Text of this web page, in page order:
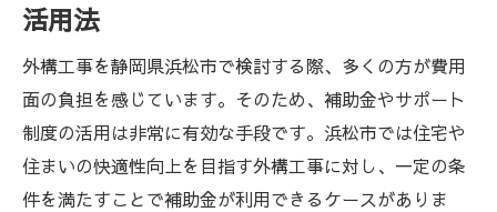
活用法
外構工事を静岡県浜松市で検討する際、多くの方が費用
面の負担を感じています。そのため、補助金やサポート
制度の活用は非常に有効な手段です。浜松市では住宅や
住まいの快適性向上を目指す外構工事に対し、一定の条
件を満たすことで補助金が利用できるケースがありま